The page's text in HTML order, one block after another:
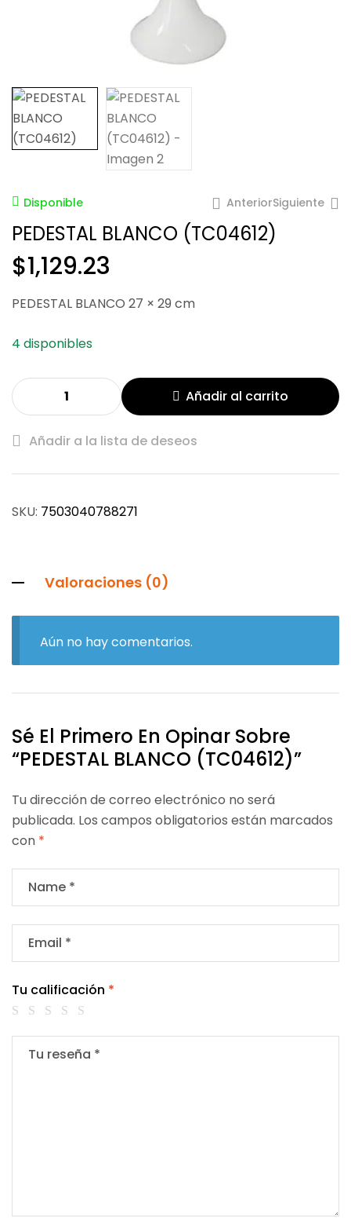
Disponible AnteriorSiguiente
PEDESTAL BLANCO (TC04612)
$1,129.23
PEDESTAL BLANCO 27 × 29 cm
4 disponibles
Añadir al carrito
Añadir a la lista de deseos
SKU: 7503040788271
Valoraciones (0)
Aún no hay comentarios.
Sé El Primero En Opinar Sobre
“PEDESTAL BLANCO (TC04612)”
Tu dirección de correo electrónico no será
publicada. Los campos obligatorios están marcados
con *
Tu calificación *